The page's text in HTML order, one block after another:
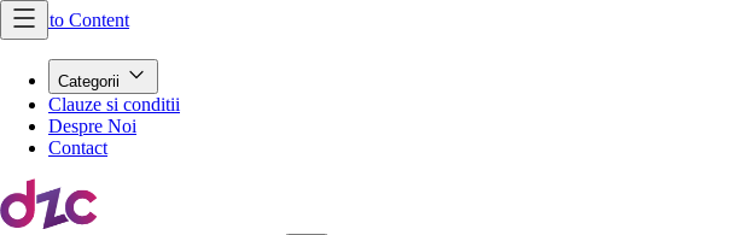
Skip to Content
Categorii
Clauze si conditii
Despre Noi
Contact